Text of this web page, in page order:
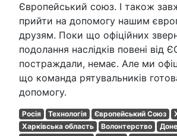
Європейський союз. І також
прийти на допомогу нашим
друзям. Поки що офіційних
подолання наслідків повені від
постраждали, немає. Але ми
що команда рятувальників
допомогу.
Росія Технологія Європейський Союз
Харківська область
Волонтерство